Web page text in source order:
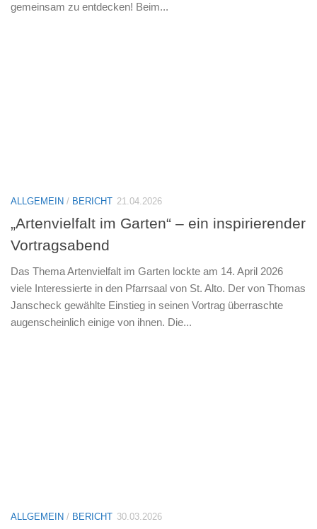
gemeinsam zu entdecken! Beim...
ALLGEMEIN / BERICHT 21.04.2026
„Artenvielfalt im Garten“ – ein inspirierender
Vortragsabend
Das Thema Artenvielfalt im Garten lockte am 14. April 2026
viele Interessierte in den Pfarrsaal von St. Alto. Der von Thomas
Janscheck gewählte Einstieg in seinen Vortrag überraschte
augenscheinlich einige von ihnen. Die...
ALLGEMEIN / BERICHT 30.03.2026